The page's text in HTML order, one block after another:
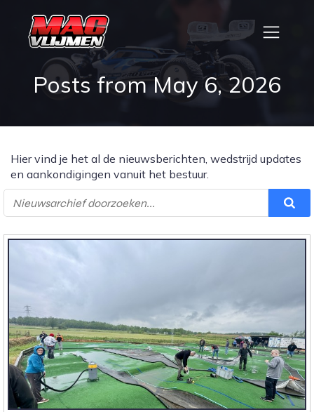
Posts from May 6, 2026
Hier vind je het al de nieuwsberichten, wedstrijd updates
en aankondigingen vanuit het bestuur.